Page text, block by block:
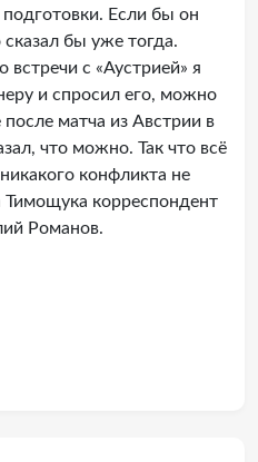
Если бы он
бы уже тогда.
встречи с «Аустрией» я
и спросил его, можно
матча из Австрии в
что можно. Так что всё
конфликта не
корреспондент
Романов.